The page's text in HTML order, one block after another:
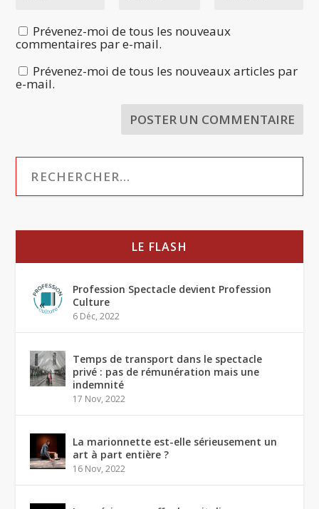
Prévenez-moi de tous les nouveaux
commentaires par e-mail.
Prévenez-moi de tous les nouveaux articles par
e-mail.
LE FLASH
Profession Spectacle devient Profession
Culture
6 Déc, 2022
Temps de transport dans le spectacle
privé : pas de rémunération mais une
indemnité
17 Nov, 2022
La marionnette est-elle sérieusement un
art à part entière ?
16 Nov, 2022